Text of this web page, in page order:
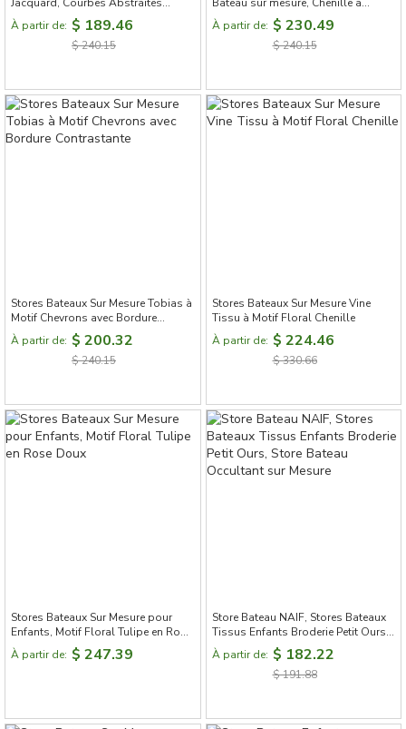
Artistiques
À partir de: $ 189.46
$ 240.15
Rayures Noires et Blanches
À partir de: $ 230.49
$ 240.15
Stores Bateaux Sur Mesure Tobias à
Motif Chevrons avec Bordure
Contrastante
À partir de: $ 200.32
$ 240.15
Stores Bateaux Sur Mesure Vine
Tissu à Motif Floral Chenille
À partir de: $ 224.46
$ 330.66
Stores Bateaux Sur Mesure pour
Enfants, Motif Floral Tulipe en Rose
Doux
À partir de: $ 247.39
Store Bateau NAIF, Stores Bateaux
Tissus Enfants Broderie Petit Ours,
Store Bateau Occultant sur Mesure
À partir de: $ 182.22
$ 191.88